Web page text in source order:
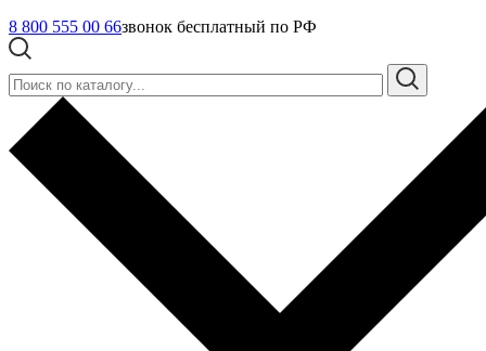
8 800 555 00 66звонок бесплатный по РФ